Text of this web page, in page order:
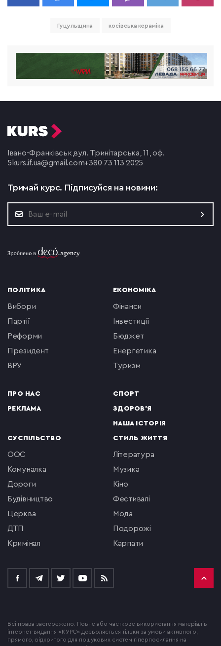
Гуцульщина косівська кераміка
Івано-Франківськ,вул. Тринітарська, 11, оф.
5 kurs.if.ua@gmail.com+380 73 113 2025
Тримай курс. Підписуйся на новини:
ПОЛІТИКА
вибори
партії
реформи
президент
ВРУ
ПРО НАС
РЕКЛАМА
ЕКОНОМІКА
фінанси
інвестиції
бюджет
енергетика
туризм
СПОРТ
ЗДОРОВ'Я
НАША ІСТОРІЯ
СУСПІЛЬСТВО
ООС
комуналка
Дороги
будівництво
церква
ДТП
кримінал
СТИЛЬ ЖИТТЯ
література
музика
кіно
фестивалі
мода
подорожі
Карпати
Всі права застережено. Повне або часткове використання матеріалів
інтернет-видання «КУРС» дозволяється тільки за умови активного,
прямого, відкритого для пошукових систем гіперпосилання на